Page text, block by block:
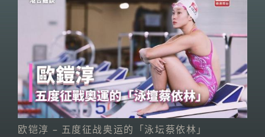
欧铠淳 – 五度征战奥运的「泳坛蔡依林」